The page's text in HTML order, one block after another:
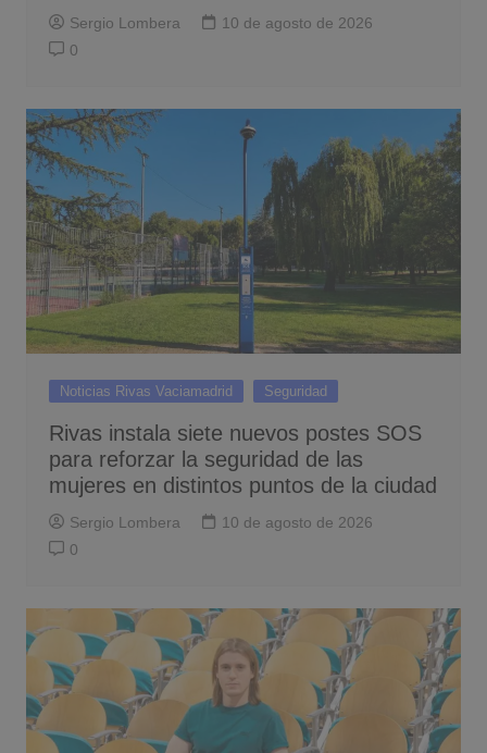
Sergio Lombera
10 de agosto de 2026
0
Noticias Rivas Vaciamadrid Seguridad
Rivas instala siete nuevos postes SOS
para reforzar la seguridad de las
mujeres en distintos puntos de la ciudad
Sergio Lombera
10 de agosto de 2026
0